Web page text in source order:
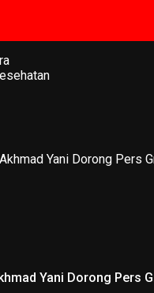
Yani Dorong Pers